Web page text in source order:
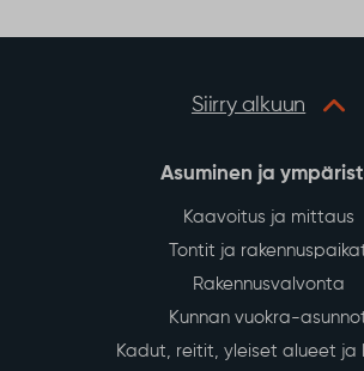
Siirry alkuun
Asuminen ja
Kaavoitus ja mittaus
Tontit ja
Rakennusvalvonta
Kunnan vuokra-
Kadut, reitit, yleiset alueet ja